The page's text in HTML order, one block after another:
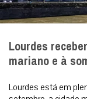
Lourdes
mariano e à
Lourdes está em